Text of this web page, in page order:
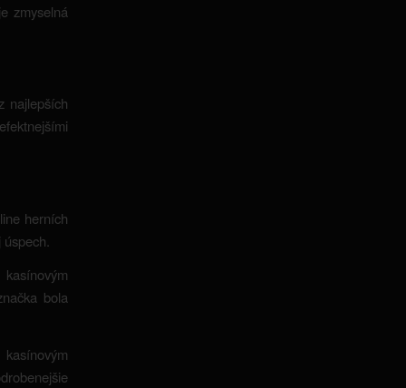
zmyselná
najlepších
herních
bola